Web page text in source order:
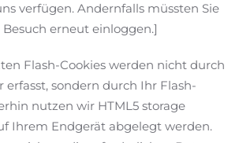
verfügen. Andernfalls müssten Sie
erneut einloggen.]
Flash-Cookies werden nicht durch
erfasst, sondern durch Ihr Flash-
nutzen wir HTML5 storage
Ihrem Endgerät abgelegt werden.